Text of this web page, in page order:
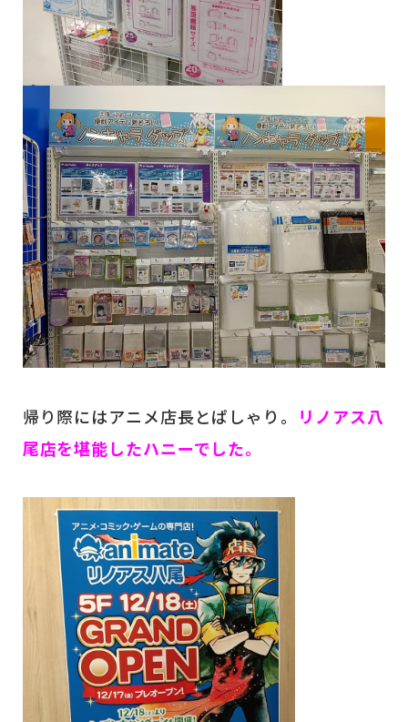
帰り際にはアニメ店長とぱしゃり。
リノアス八
尾店を堪能したハニーでした。